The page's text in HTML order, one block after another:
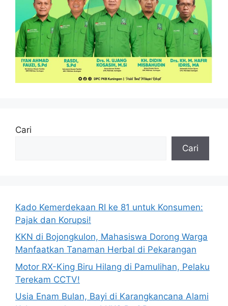
Cari
Cari
Kado Kemerdekaan RI ke 81 untuk Konsumen:
Pajak dan Korupsi!
KKN di Bojongkulon, Mahasiswa Dorong Warga
Manfaatkan Tanaman Herbal di Pekarangan
Motor RX-King Biru Hilang di Pamulihan, Pelaku
Terekam CCTV!
Usia Enam Bulan, Bayi di Karangkancana Alami